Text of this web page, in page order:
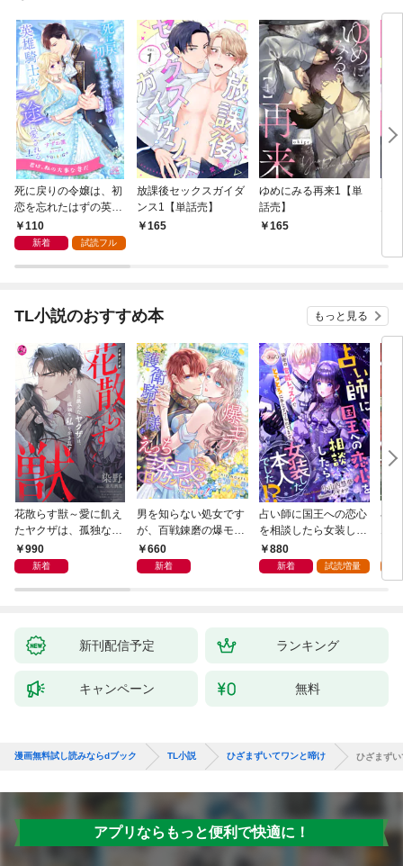
死に戻りの令嬢は、初
恋を忘れたはずの英雄
騎士から一途に愛され
る【１】
110
新着 試読フル
放課後セックスガイダ
ンス1【単話売】
165
ゆめにみる再来1【単
話売】
165
TL小説のおすすめ本 もっと見る
花散らす獣～愛に飢え
たヤクザは、孤独な私
をかき乱す～
990
新着
男を知らない処女です
が、百戦錬磨の爆モテ
護衛騎士様をえっちに
誘惑してみます！
660
新着
占い師に国王への恋心
を相談したら女装した
本人でした！？ 秘密
の官能レッスンでとろ
880
新着 試読増量
小
ム
新刊配信予定 ランキング
キャンペーン 無料
漫画無料試し読みならdブック TL小説 ひざまずいてワンと啼け ひざまず
アプリならもっと便利で快適に！